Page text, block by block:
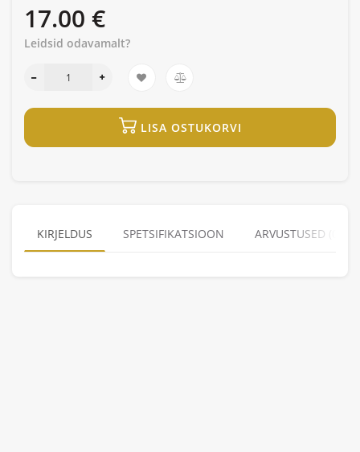
17.00 €
Leidsid odavamalt?
LISA OSTUKORVI
KIRJELDUS SPETSIFIKATSIOON ARVUSTUSED (0)